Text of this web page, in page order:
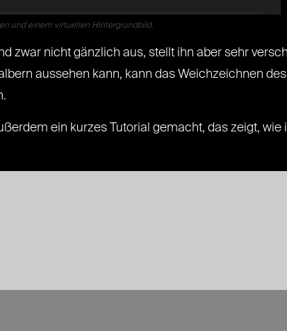
und einem virtuellen Hintergrundbild.
zwar nicht gänzlich aus, stellt ihn aber sehr
aussehen kann, kann das Weichzeichnen
ein kurzes Tutorial gemacht, das zeigt,